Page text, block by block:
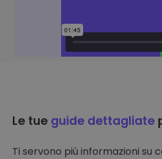
Le tue guide dettagliate
Ti servono più informazioni su